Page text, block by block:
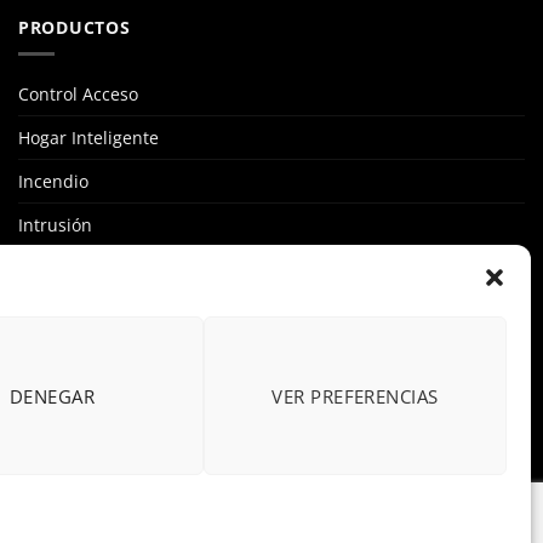
DENEGAR VER PREFERENCIAS
PRODUCTOS
Control Acceso
Hogar Inteligente
Incendio
Intrusión
Videovigilancia